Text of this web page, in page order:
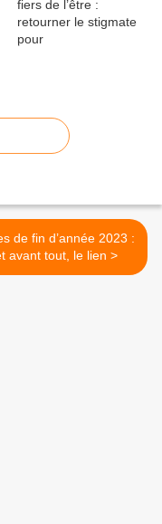
de fin d’année 2023 :
et avant tout, le lien >